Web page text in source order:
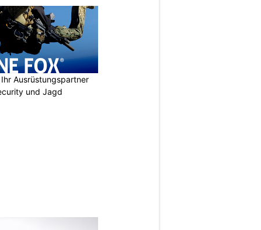
Ihr Ausrüstungspartner
und Jagd